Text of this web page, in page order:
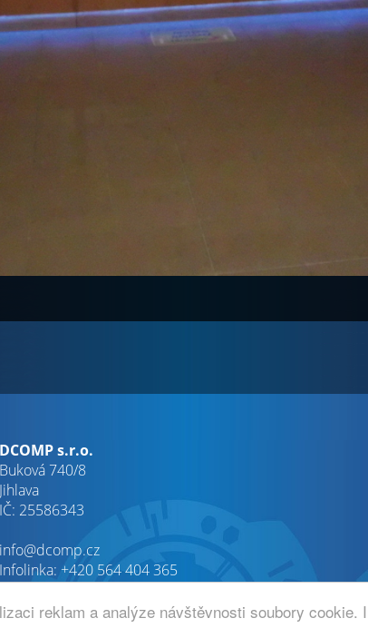
reklam a analýze návštěvnosti soubory cookie.
DCOMP s.r.o.
Buková 740/8
Jihlava
IČ: 25586343
info@dcomp.cz
Infolinka: +420 564 404 365